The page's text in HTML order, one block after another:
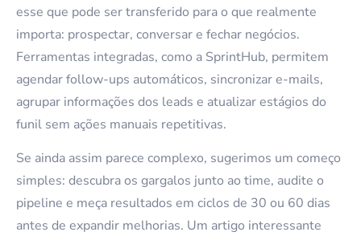
esse que pode ser transferido para o que realmente
importa: prospectar, conversar e fechar negócios.
Ferramentas integradas, como a SprintHub, permitem
agendar follow-ups automáticos, sincronizar e-mails,
agrupar informações dos leads e atualizar estágios do
funil sem ações manuais repetitivas.
Se ainda assim parece complexo, sugerimos um começo
simples: descubra os gargalos junto ao time, audite o
pipeline e meça resultados em ciclos de 30 ou 60 dias
antes de expandir melhorias. Um artigo interessante